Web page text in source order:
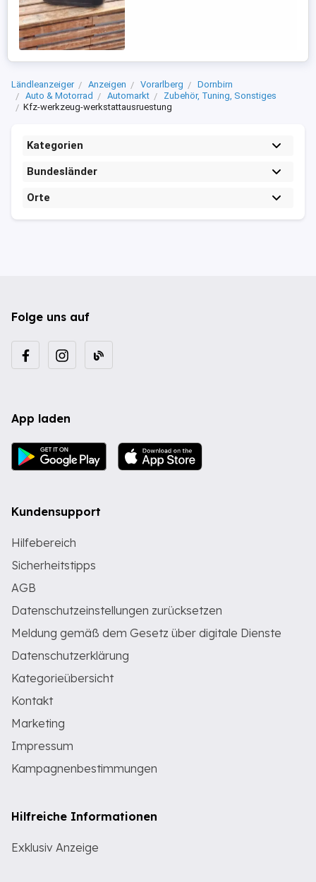
Ländleanzeiger Anzeigen Vorarlberg
Dornbirn
Auto & Motorrad
Automarkt
Zubehör, Tuning, Sonstiges
Kfz-werkzeug-werkstattausruestung
Kategorien
Bundesländer
Orte
Folge uns auf
App laden
Kundensupport
Hilfebereich
Sicherheitstipps
AGB
Datenschutzeinstellungen zurücksetzen
Meldung gemäß dem Gesetz über digitale Dienste
Datenschutzerklärung
Kategorieübersicht
Kontakt
Marketing
Impressum
Kampagnenbestimmungen
Hilfreiche Informationen
Exklusiv Anzeige